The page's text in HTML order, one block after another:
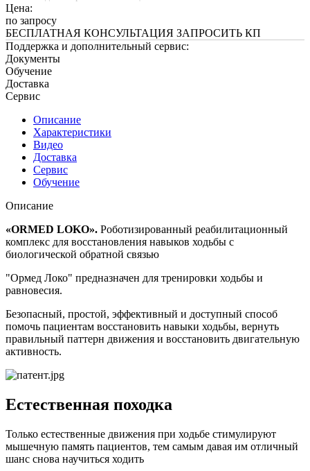
Цена:
по запросу
БЕСПЛАТНАЯ КОНСУЛЬТАЦИЯ ЗАПРОСИТЬ КП
Поддержка и дополнительный сервис:
Документы
Обучение
Доставка
Сервис
Описание
Характеристики
Видео
Доставка
Сервис
Обучение
Описание
«ORMED LOKO». Роботизированный реабилитационный
комплекс для восстановления навыков ходьбы с
биологической обратной связью
"Ормед Локо" предназначен для тренировки ходьбы и
равновесия.
Безопасный, простой, эффективный и доступный способ
помочь пациентам восстановить навыки ходьбы, вернуть
правильный паттерн движения и восстановить двигательную
активность.
Естественная походка
Только естественные движения при ходьбе стимулируют
мышечную память пациентов, тем самым давая им отличный
шанс снова научиться ходить